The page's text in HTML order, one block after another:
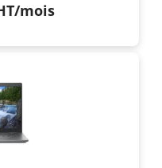
/mois